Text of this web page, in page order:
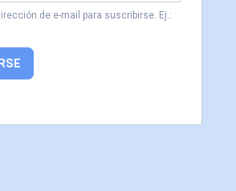
de e-mail para suscribirse. Ej.: